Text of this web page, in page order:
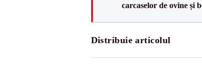
carcaselor de ovine și
Distribuie articolul